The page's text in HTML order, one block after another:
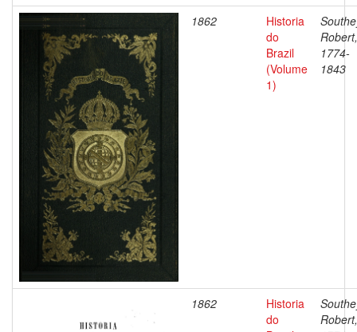
1862
Historia
do
Brazil
(Volume
1)
Robert,
1774-
1843
1862
Historia
do
Robert,